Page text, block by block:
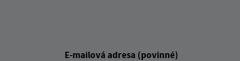
E-mailová adresa (povinné)